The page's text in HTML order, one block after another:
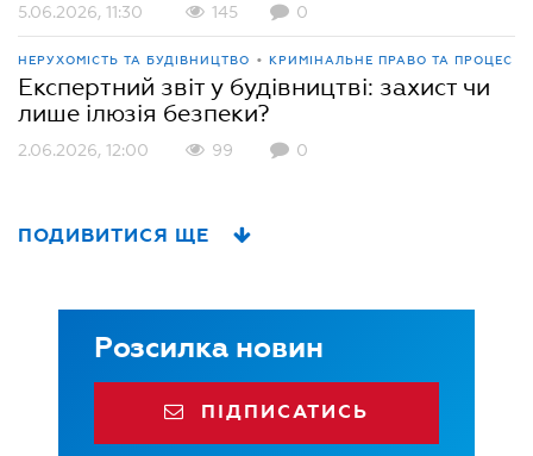
5.06.2026, 11:30 145 0
НЕРУХОМІСТЬ ТА БУДІВНИЦТВО • КРИМІНАЛЬНЕ ПРАВО ТА ПРОЦЕС
Експертний звіт у будівництві: захист чи
лише ілюзія безпеки?
2.06.2026, 12:00 99 0
ПОДИВИТИСЯ ЩЕ
Розсилка новин
ПІДПИСАТИСЬ